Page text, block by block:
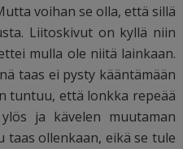
voihan se olla, että sillä
Liitoskivut on kyllä niin
mulla ole niitä lainkaan.
taas ei pysty kääntämään
tuntuu, että lonkka repeää
ja kävelen muutaman
ollenkaan, eikä se tule